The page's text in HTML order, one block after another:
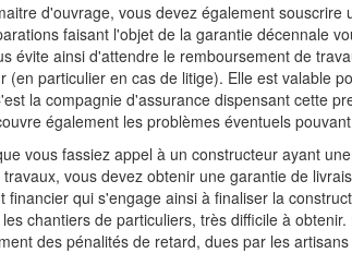
d'ouvrage, vous devez également
faisant l'objet de la garantie décennale
évite ainsi d'attendre le remboursement de
(en particulier en cas de litige). Elle est valable
la compagnie d'assurance dispensant cette
également les problèmes éventuels
vous fassiez appel à un constructeur ayant
vous devez obtenir une garantie de
financier qui s'engage ainsi à finaliser la
chantiers de particuliers, très difficile à
des pénalités de retard, dues par les